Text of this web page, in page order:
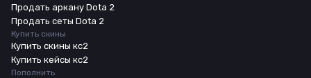
Продать аркану Dota 2
Продать сеты Dota 2
Купить скины
Купить скины кс2
Купить кейсы кс2
Пополнить